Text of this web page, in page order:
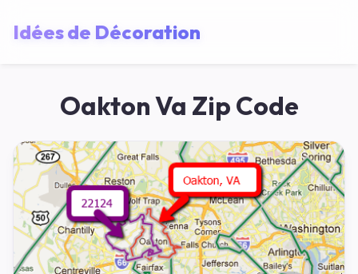
Idées de Décoration
Oakton Va Zip Code